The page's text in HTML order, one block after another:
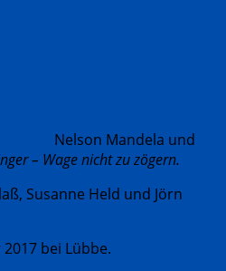
Nelson Mandela und
– Wage nicht zu zögern.
Susanne Held und Jörn
bei Lübbe.